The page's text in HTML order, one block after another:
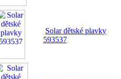
Solar dětské plavky
593537